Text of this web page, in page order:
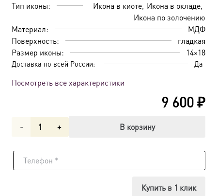
Тип иконы:
Икона в киоте Икона в окладе
Икона по золочению
Материал:
МДФ
Поверхность:
гладкая
Размер иконы:
14×18
Доставка по всей России: Да
Посмотреть все характеристики
9 600₽
Количество
Икона
В корзину
Купить в 1 клик